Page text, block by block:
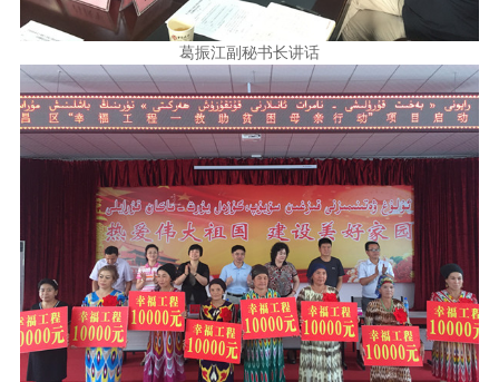
葛振江副秘书长讲话